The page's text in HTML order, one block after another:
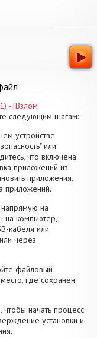
- [Взлом
следующим шагам:
устройстве
или
что включена
приложений из
приложения,
приложений.
на
на компьютер,
кабеля или
через
файловый
где сохранен
чтобы начать процесс
установки и